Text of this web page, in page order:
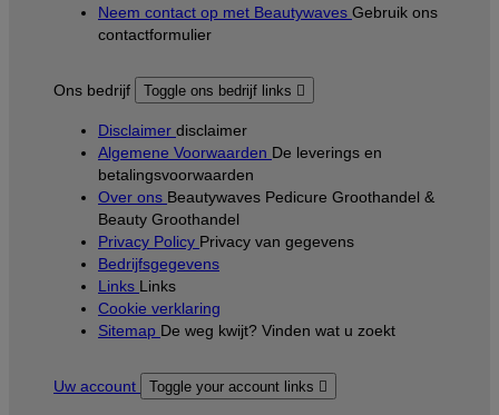
Neem contact op met Beautywaves Gebruik ons
contactformulier
Ons bedrijf Toggle ons bedrijf links 
Disclaimer disclaimer
Algemene Voorwaarden De leverings en
betalingsvoorwaarden
Over ons Beautywaves Pedicure Groothandel &
Beauty Groothandel
Privacy Policy Privacy van gegevens
Bedrijfsgegevens
Links Links
Cookie verklaring
Sitemap De weg kwijt? Vinden wat u zoekt
Uw account Toggle your account links 